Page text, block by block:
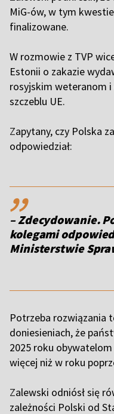
MiG-ów, w tym
finalizowane.
W rozmowie z TVP
Estonii o zakazie
rosyjskim weteranom i
szczeblu UE.
Zapytany, czy Polska
odpowiedział:
,,
– Zdecydowanie.
kolegami
Ministerstwie
Potrzeba rozwiązania
doniesieniach, że
2025 roku obywatelom
więcej niż w roku
Zalewski odniósł się
zależności Polski od